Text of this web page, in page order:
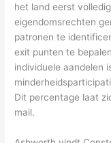
het land eerst
eigendomsrechten
patronen te
exit punten te
individuele aandelen
Dit percentage laat
mail.